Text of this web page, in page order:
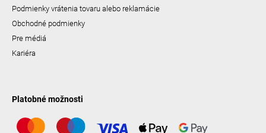
Podmienky vrátenia tovaru alebo reklamácie
Obchodné podmienky
Pre médiá
Kariéra
Platobné možnosti